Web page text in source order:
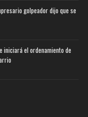
golpeador dijo que se
iniciará el ordenamiento de